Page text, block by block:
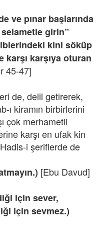
ve pınar başlarında
girin”
kini söküp
karşıya oturan
45-47]
de, delil getirerek,
ı kiramın birbirlerini
çok merhametli
karşı en ufak kin
i şeriflerde de
[Ebu Davud]
için sever,
için sevmez.)